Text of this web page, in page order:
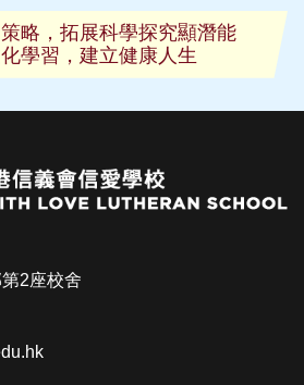
略，拓展科學探究顯潛能
學習，建立健康人生
2座校舍